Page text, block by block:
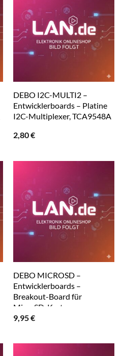
DEBO I2C-MULTI2 –
Entwicklerboards – Platine
I2C-Multiplexer, TCA9548A
2,80€
DEBO MICROSD –
Entwicklerboards –
Breakout-Board für
MicroSD-Karten
9,95€